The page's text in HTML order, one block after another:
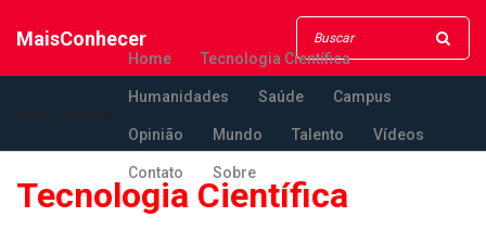
MaisConhecer
Home Tecnologia Científica
Humanidades Saúde Campus
Opinião Mundo Talento Vídeos
Contato Sobre
Tecnologia Científica